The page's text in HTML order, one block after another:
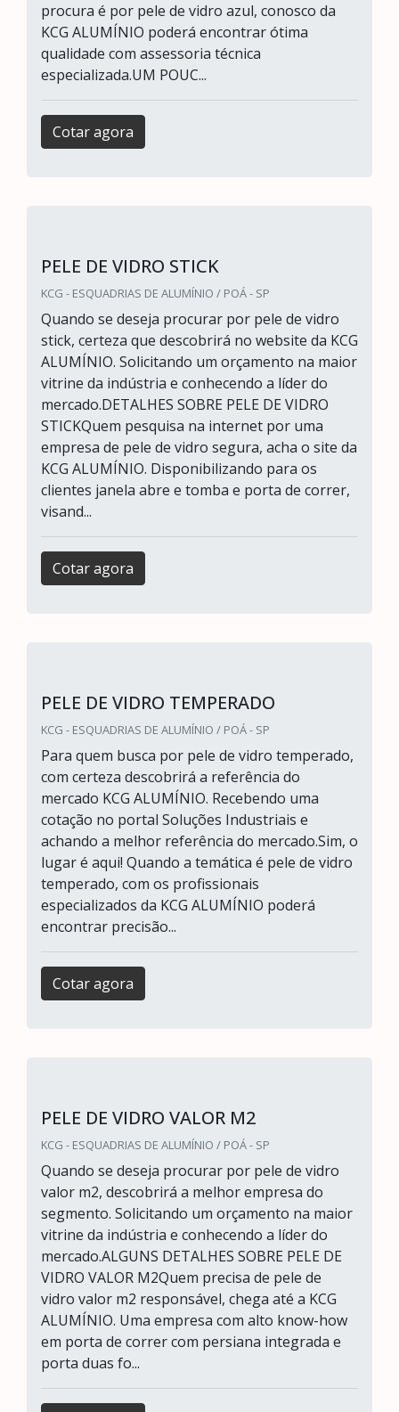
procura é por pele de vidro azul, conosco da
KCG ALUMÍNIO poderá encontrar ótima
qualidade com assessoria técnica
especializada.UM POUC...
Cotar agora
PELE DE VIDRO STICK
KCG - ESQUADRIAS DE ALUMÍNIO / POÁ - SP
Quando se deseja procurar por pele de vidro
stick, certeza que descobrirá no website da KCG
ALUMÍNIO. Solicitando um orçamento na maior
vitrine da indústria e conhecendo a líder do
mercado.DETALHES SOBRE PELE DE VIDRO
STICKQuem pesquisa na internet por uma
empresa de pele de vidro segura, acha o site da
KCG ALUMÍNIO. Disponibilizando para os
clientes janela abre e tomba e porta de correr,
visand...
Cotar agora
PELE DE VIDRO TEMPERADO
KCG - ESQUADRIAS DE ALUMÍNIO / POÁ - SP
Para quem busca por pele de vidro temperado,
com certeza descobrirá a referência do
mercado KCG ALUMÍNIO. Recebendo uma
cotação no portal Soluções Industriais e
achando a melhor referência do mercado.Sim, o
lugar é aqui! Quando a temática é pele de vidro
temperado, com os profissionais
especializados da KCG ALUMÍNIO poderá
encontrar precisão...
Cotar agora
PELE DE VIDRO VALOR M2
KCG - ESQUADRIAS DE ALUMÍNIO / POÁ - SP
Quando se deseja procurar por pele de vidro
valor m2, descobrirá a melhor empresa do
segmento. Solicitando um orçamento na maior
vitrine da indústria e conhecendo a líder do
mercado.ALGUNS DETALHES SOBRE PELE DE
VIDRO VALOR M2Quem precisa de pele de
vidro valor m2 responsável, chega até a KCG
ALUMÍNIO. Uma empresa com alto know-how
em porta de correr com persiana integrada e
porta duas fo...